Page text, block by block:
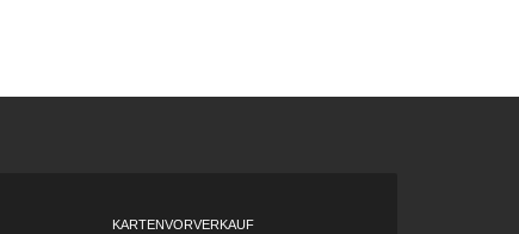
KARTENVORVERKAUF